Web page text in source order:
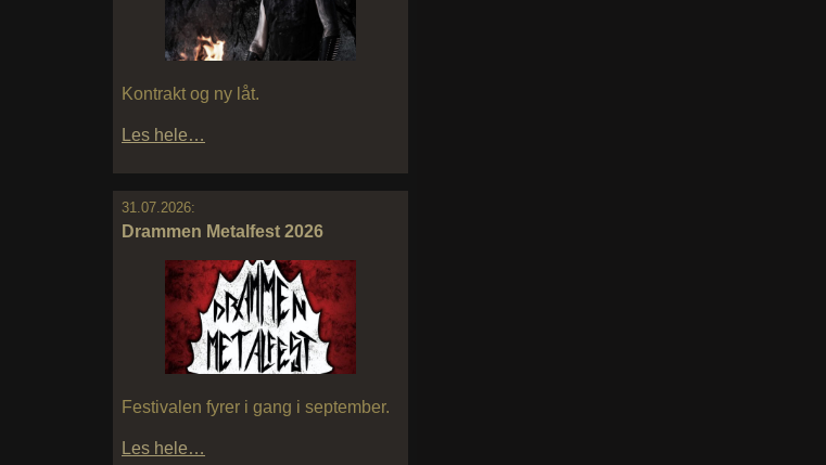
Kontrakt og ny låt.
Les hele…
31.07.2026:
Drammen Metalfest 2026
Festivalen fyrer i gang i september.
Les hele…